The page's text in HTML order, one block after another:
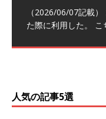
トナーシップ
テイタスマッ
（2026/06/07記載
た際に利用した。
ンナプーム国
(2026/01)
クラスラウン
（2026/03/18記載）
ム国際空港国
（2026/03/13記載）
人気の記事5選